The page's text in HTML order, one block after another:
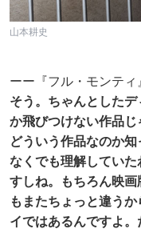
山本耕史
ーー『フル・モンティ
そう。ちゃんとした
か飛びつけない作品
どういう作品なのか
なくでも理解してい
すしね。もちろん映
もまたちょっと違う
イではあるんですよ